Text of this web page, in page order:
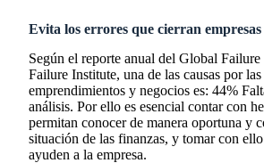
Evita los errores que cierran empresas
Según el reporte anual del Global
Failure Institute, una de las causas por
emprendimientos y negocios es: 44%
análisis. Por ello es esencial contar con
permitan conocer de manera oportuna y
situación de las finanzas, y tomar con
ayuden a la empresa.